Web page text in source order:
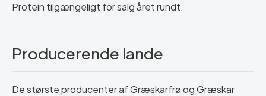
Protein tilgængeligt for salg året rundt.
Producerende lande
De største producenter af Græskarfrø og Græskar